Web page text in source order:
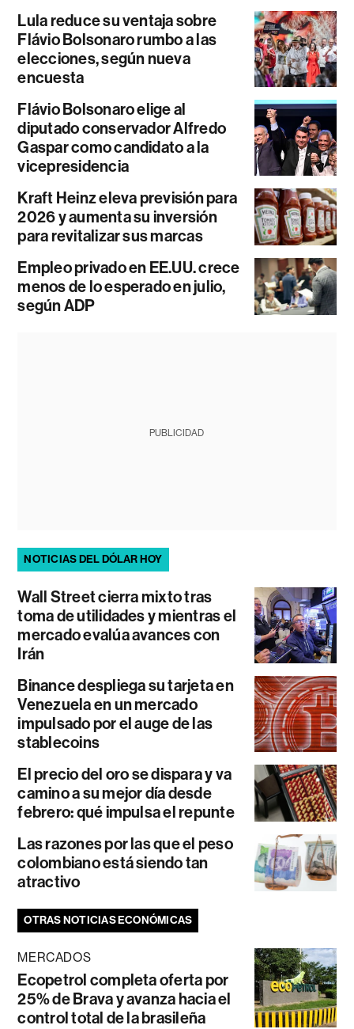
Lula reduce su ventaja sobre
Flávio Bolsonaro rumbo a las
elecciones, según nueva
encuesta
Flávio Bolsonaro elige al
diputado conservador Alfredo
Gaspar como candidato a la
vicepresidencia
Kraft Heinz eleva previsión para
2026 y aumenta su inversión
para revitalizar sus marcas
Empleo privado en EE.UU. crece
menos de lo esperado en julio,
según ADP
PUBLICIDAD
NOTICIAS DEL DÓLAR HOY
Wall Street cierra mixto tras
toma de utilidades y mientras el
mercado evalúa avances con
Irán
Binance despliega su tarjeta en
Venezuela en un mercado
impulsado por el auge de las
stablecoins
El precio del oro se dispara y va
camino a su mejor día desde
febrero: qué impulsa el repunte
Las razones por las que el peso
colombiano está siendo tan
atractivo
OTRAS NOTICIAS ECONÓMICAS
MERCADOS
Ecopetrol completa oferta por
25% de Brava y avanza hacia el
control total de la brasileña